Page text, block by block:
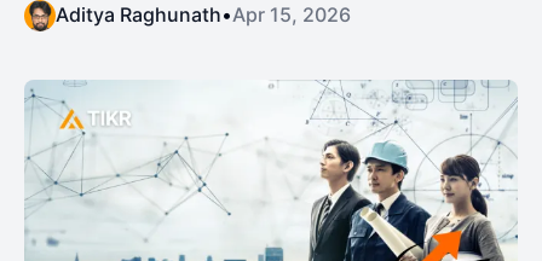
Aditya Raghunath•Apr 15, 2026